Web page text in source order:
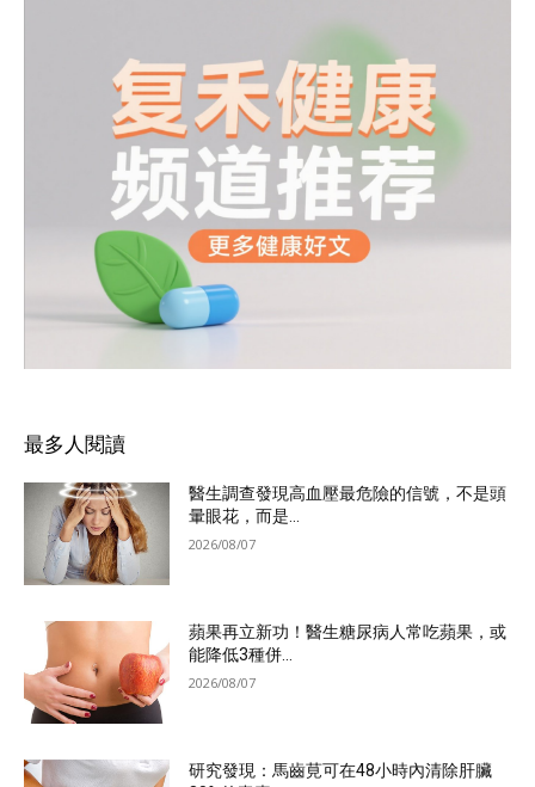
最多人閱讀
醫生調查發現高血壓最危險的信號，不是頭
暈眼花，而是...
2026/08/07
蘋果再立新功！醫生糖尿病人常吃蘋果，或
能降低3種併...
2026/08/07
研究發現：馬齒莧可在48小時內清除肝臟